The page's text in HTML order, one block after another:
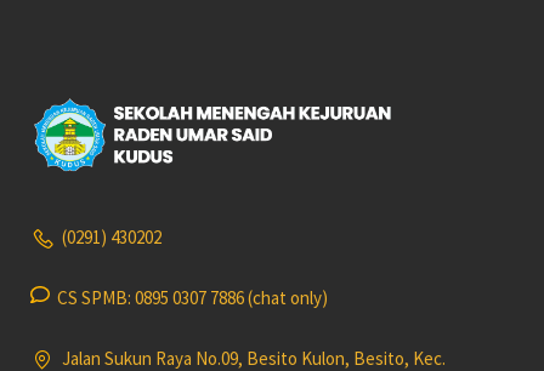
(0291) 430202
CS SPMB: 0895 0307 7886 (chat only)
Jalan Sukun Raya No.09, Besito Kulon, Besito, Kec.